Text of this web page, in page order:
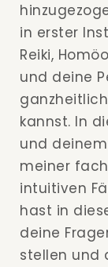
in erster
Reiki,
und deine
kannst. In
und
meiner
intuitiven
hast in
deine
stellen und